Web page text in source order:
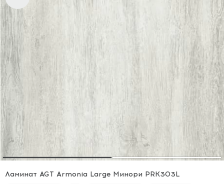
Ламинат AGT Armonia Large Минори PRK303L